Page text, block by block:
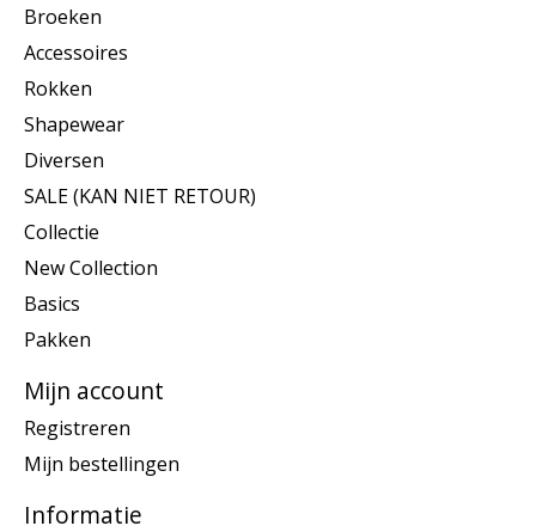
Broeken
Accessoires
Rokken
Shapewear
Diversen
SALE (KAN NIET RETOUR)
Collectie
New Collection
Basics
Pakken
Mijn account
Registreren
Mijn bestellingen
Informatie